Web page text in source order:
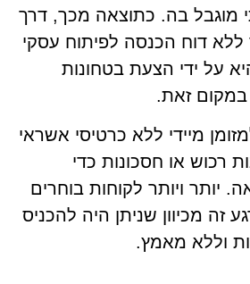
מוגבל בה. כתוצאה מכך, דרך
דוח הכנסה לפיתוח עסקי
על ידי הצעת בטחונות
זאת.
מיידי ללא כרטיסי אשראי
רכוש או חסכונות כדי
יותר ויותר לקוחות בוחרים
זה מכיוון שניתן היה להכניס
וללא מאמץ.